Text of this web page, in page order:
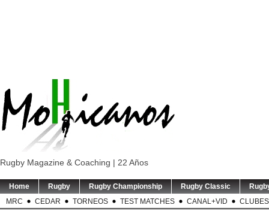
Rugby Magazine & Coaching | 22 Años
Home Rugby Rugby Championship Rugby Classic
MRC
CEDAR TORNEOS TEST MATCHES CANAL+VID CLUBES